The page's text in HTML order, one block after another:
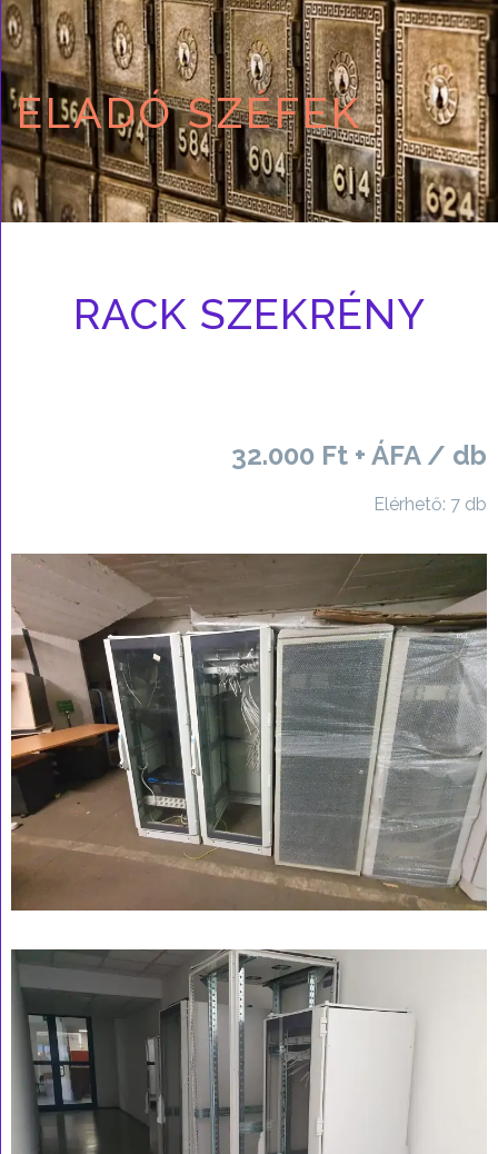
ELADÓ SZÉFEK
RACK SZEKRÉNY
32.000 Ft + ÁFA / db
Elérhető: 7 db